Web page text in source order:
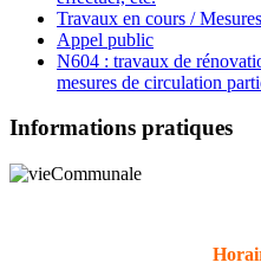
Travaux en cours /
Appel public
N604 : travaux de
mesures de circulation
Informations pratiques